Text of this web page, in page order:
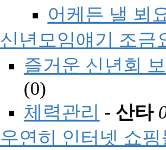
어케든 낼 뵈
신년모임얘기 조금
즐거운 신년회
(0)
체력관리 - 산타
우연히 인터넷 쇼